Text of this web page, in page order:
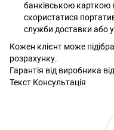
банківською карткою
скористатися
служби доставки або
Кожен клієнт може
розрахунку.
Гарантія від виробника
Текст Консультація